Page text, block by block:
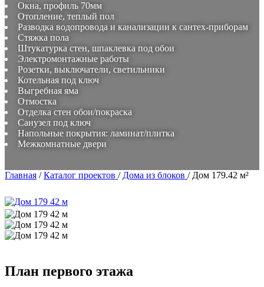
Окна, профиль 70мм
Отопление, теплый пол
Разводка водопровода и канализации к сантех-приборам
Стяжка пола
Штукатурка стен, шпаклевка под обои
Электромонтажные работы
Розетки, выключатели, светильники
Котельная под ключ
Выгребная яма
Отмостка
Отделка стен обои/покраска
Санузел под ключ
Напольные покрытия: ламинат/плитка
Межкомнатные двери
Главная /Каталог проектов / Дома из блоков / Дом 179.42 м²
План первого этажа